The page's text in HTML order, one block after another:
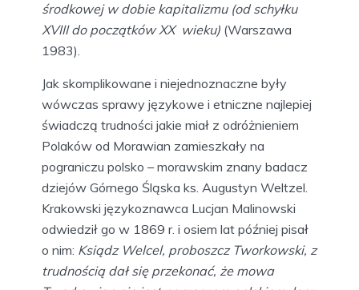
środkowej w dobie kapitalizmu (od schyłku
XVIII do początków XX wieku) (Warszawa
1983).
Jak skomplikowane i niejednoznaczne były
wówczas sprawy językowe i etniczne najlepiej
świadczą trudności jakie miał z odróżnieniem
Polaków od Morawian zamieszkały na
pograniczu polsko – morawskim znany badacz
dziejów Górnego Śląska ks. Augustyn Weltzel.
Krakowski językoznawca Lucjan Malinowski
odwiedził go w 1869 r. i osiem lat później pisał
o nim: Ksiądz Welcel, proboszcz Tworkowski, z
trudnością dał się przekonać, że mowa